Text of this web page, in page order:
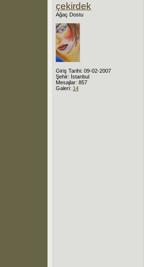
çekirdek
Ağaç Dostu
Giriş Tarihi: 09-02-2007
Şehir: İstanbul
Mesajlar: 857
Galeri: 14